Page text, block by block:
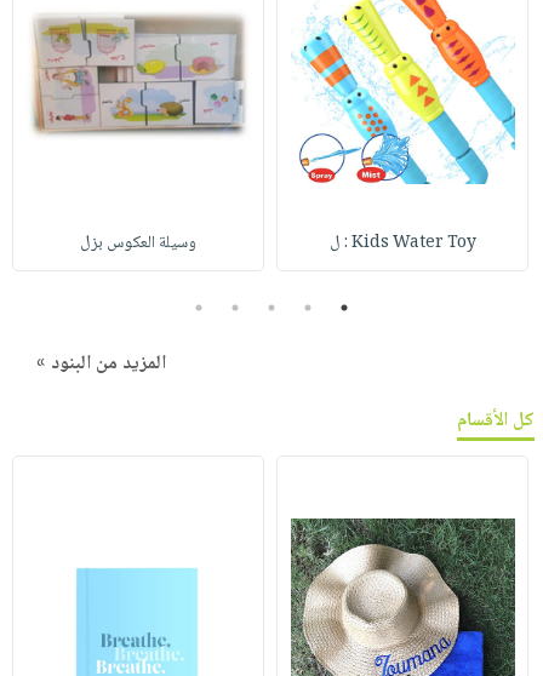
Kids Water Toy : ل وسيلة العكوس بزل
1
2
3
4
5
المزيد من البنود »
كل الأقسام